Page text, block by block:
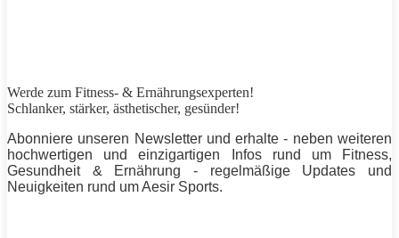
Werde zum Fitness- & Ernährungsexperten!
Schlanker, stärker, ästhetischer, gesünder!
Abonniere unseren Newsletter und erhalte - neben weiteren
hochwertigen und einzigartigen Infos rund um Fitness,
Gesundheit & Ernährung - regelmäßige Updates und
Neuigkeiten rund umAesir Sports.